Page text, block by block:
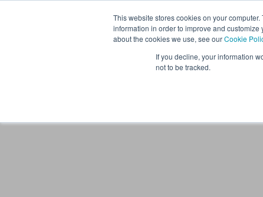
This website stores cookies on your
information in order to improve and
about the cookies we use, see ourCookie
If you decline, your information
not to be tracked.